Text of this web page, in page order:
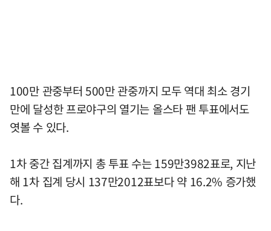
100만 관중부터 500만 관중까지 모두 역대 최소 경기
만에 달성한 프로야구의 열기는 올스타 팬 투표에서도
엿볼 수 있다.
1차 중간 집계까지 총 투표 수는 159만3982표로, 지난
해 1차 집계 당시 137만2012표보다 약 16.2% 증가했
다.